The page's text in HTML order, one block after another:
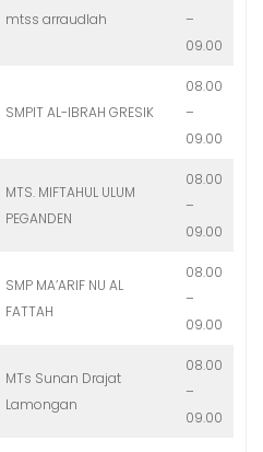
mtss arraudlah
–
09.00
SMPIT AL-IBRAH GRESIK
08.00
–
09.00
MTS. MIFTAHUL ULUM
PEGANDEN
08.00
–
09.00
SMP MA’ARIF NU AL
FATTAH
08.00
–
09.00
MTs Sunan Drajat
Lamongan
08.00
–
09.00